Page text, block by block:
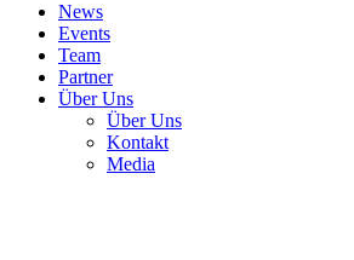
News
Events
Team
Partner
Über Uns
Über Uns
Kontakt
Media